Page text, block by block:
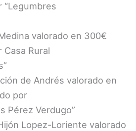
“Legumbres
valorado en 300€
Rural
de Andrés valorado en
por
Pérez Verdugo”
Lopez-Loriente valorado